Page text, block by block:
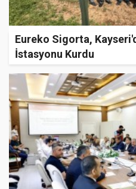
Eureko Sigorta,
İstasyonu Kurdu